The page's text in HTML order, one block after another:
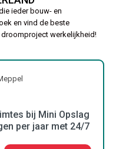
ieder bouw- en
en vind de beste
werkelijkheid!
bij Mini Opslag
per jaar met 24/7